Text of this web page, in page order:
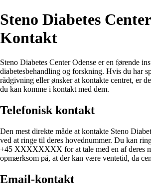
Steno Diabetes
Kontakt
Steno Diabetes Center Odense er en førende
diabetesbehandling og forskning. Hvis du har
rådgivning eller ønsker at kontakte centret, er
du kan komme i kontakt med dem.
Telefonisk kontakt
Den mest direkte måde at kontakte Steno
ved at ringe til deres hovednummer. Du kan
+45 XXXXXXXX for at tale med en af deres
opmærksom på, at der kan være ventetid, da
Email-kontakt